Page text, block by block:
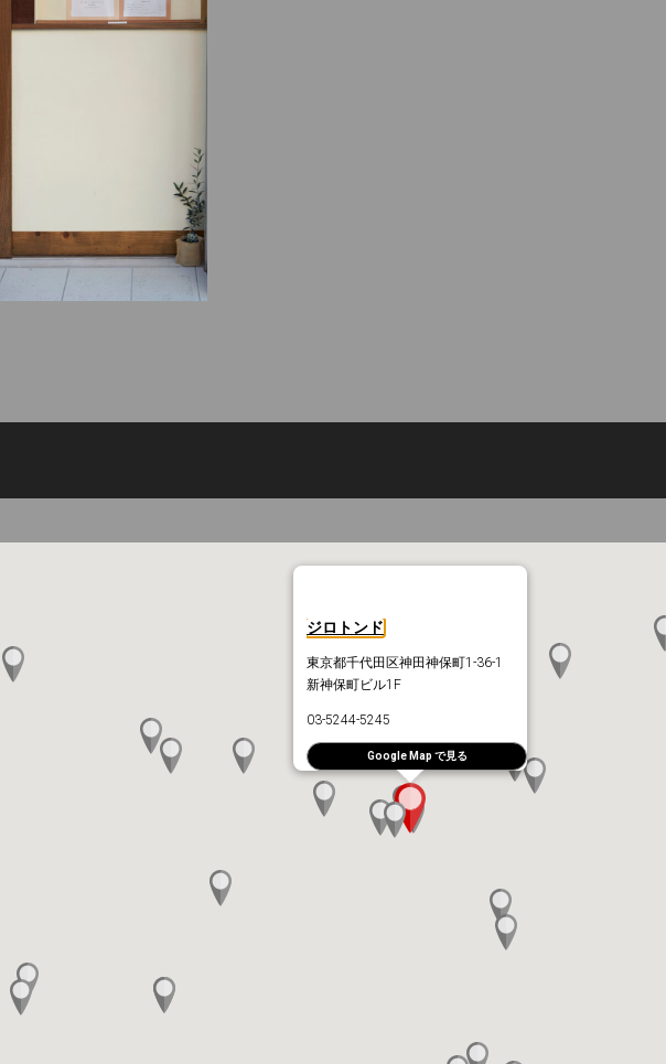
ジロトンド
東京都千代田区神田神保町1-36-1
新神保町ビル1F
03-5244-5245
Google Map で見る